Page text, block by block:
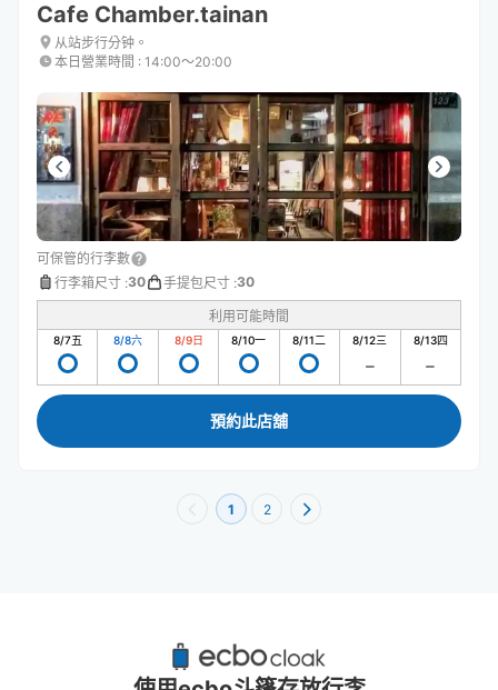
Cafe Chamber.tainan
从站步行分钟。
本日營業時間 : 14:00〜20:00
可保管的行李數
行李箱尺寸 :30 手提包尺寸 :30
利用可能時間
8/7五 8/8六 8/9日 8/10一 8/11二 8/12三 8/13四
預約此店舖
1 2
彰化縣附近推薦的寄物櫃
0個投幣式置物櫃